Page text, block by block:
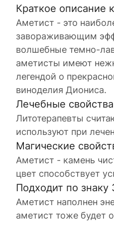
Краткое описание
Аметист - это
завораживающим
волшебные темно-
аметисты имеют
легендой о
виноделия Диониса.
Лечебные свойства
Литотерапевты
используют при
Магические
Аметист - камень
цвет способствует
Подходит по знаку
Аметист наполнен
аметист тоже будет